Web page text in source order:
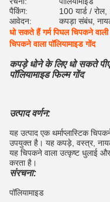
पैकिंग:
100 यार्ड /
आवेदन:
कपड़ा संबंध,
धो सकते हैं गर्म पिघल चिपकने
चिपकने वाला पॉलियामाइड गोंद
कपड़े धोने के लिए धो सकते पीए
पॉलियामाइड फिल्म गोंद
उत्पाद वर्णन:
यह उत्पाद एक थर्माप्लास्टिक
उपयुक्त है। यह कपड़े, वस्त्र,
यह चिपकने वाला उत्कृष्ट धुलाई
करता है।
संरचना:
पॉलियामाइड